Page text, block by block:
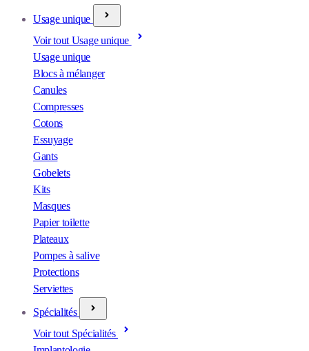
Usage unique
Voir tout Usage unique
Usage unique
Blocs à mélanger
Canules
Compresses
Cotons
Essuyage
Gants
Gobelets
Kits
Masques
Papier toilette
Plateaux
Pompes à salive
Protections
Serviettes
Spécialités
Voir tout Spécialités